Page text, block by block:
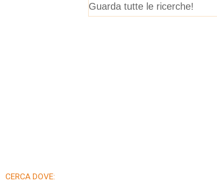
Guarda tutte le ricerche!
CERCA DOVE: